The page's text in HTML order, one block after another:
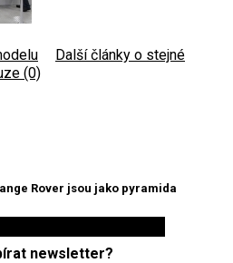
Další články o stejné
(0)
Rover jsou jako pyramida
newsletter?